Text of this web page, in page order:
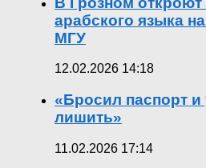
арабского языка
МГУ
12.02.2026 14:18
«Бросил паспорт
лишить»
11.02.2026 17:14